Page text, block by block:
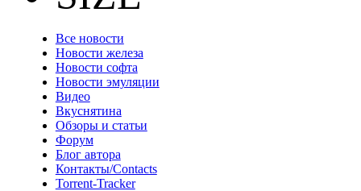
Все новости
Новости железа
Новости софта
Новости эмуляции
Видео
Вкуснятина
Обзоры и статьи
Форум
Блог автора
Контакты/Contacts
Torrent-Tracker